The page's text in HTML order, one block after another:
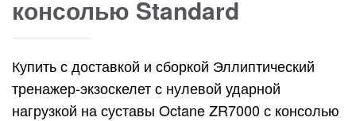
консолью Standard
Купить с доставкой и сборкой Эллиптический
тренажер-экзоскелет с нулевой ударной
нагрузкой на суставы Octane ZR7000 с консолью